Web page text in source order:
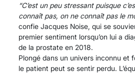
“C’est un peu stressant puisque
connaît pas, on ne connaît pas le
confie Jacques Noise, qui se
premier sentiment lorsqu’on lui a
de la prostate en 2018.
Plongé dans un univers inconnu et
le patient peut se sentir perdu.